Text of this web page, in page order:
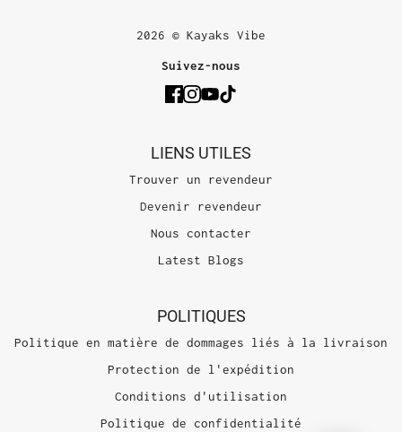
2026 © Kayaks Vibe
Suivez-nous
LIENS UTILES
Trouver un revendeur
Devenir revendeur
Nous contacter
Latest Blogs
POLITIQUES
Politique en matière de dommages liés à la livraison
Protection de l'expédition
Conditions d'utilisation
Politique de confidentialité